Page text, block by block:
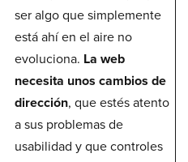
ser algo que simplemente
está ahí en el aire no
evoluciona. La web
necesita unos cambios de
dirección, que estés atento
a sus problemas de
usabilidad y que controles